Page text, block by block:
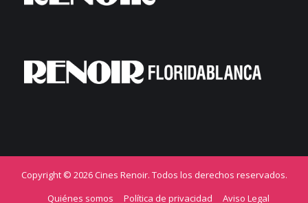
Copyright © 2026 Cines Renoir. Todos los derechos reservados.
Quiénes somos
Política de privacidad Aviso Legal